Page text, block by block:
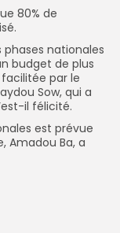
80% de
phases nationales
budget de plus
facilitée par le
Sow, qui a
il félicité.
est prévue
Amadou Ba, a